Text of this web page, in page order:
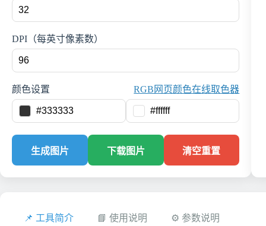
DPI（每英寸像素数）
颜色设置 RGB网页颜色在线取色器
生成图片 下载图片 清空重置
📌 工具简介 📘 使用说明 ⚙️ 参数说明